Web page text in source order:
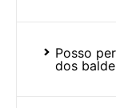
Posso
dos